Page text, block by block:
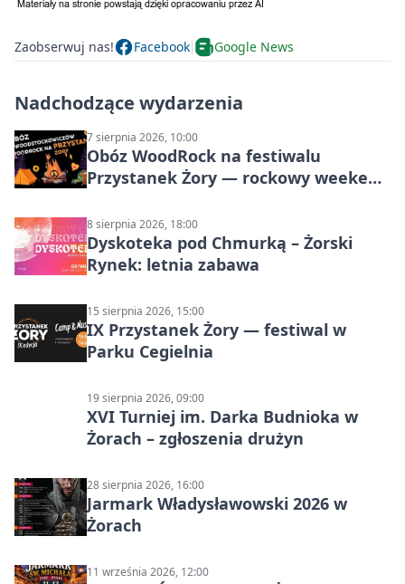
Zaobserwuj nas! Facebook Google News
Nadchodzące wydarzenia
7 sierpnia 2026, 10:00
Obóz WoodRock na festiwalu
Przystanek Żory — rockowy weekend
8 sierpnia 2026, 18:00
Dyskoteka pod Chmurką – Żorski
Rynek: letnia zabawa
15 sierpnia 2026, 15:00
IX Przystanek Żory — festiwal w
Parku Cegielnia
19 sierpnia 2026, 09:00
XVI Turniej im. Darka Budnioka w
Żorach – zgłoszenia drużyn
28 sierpnia 2026, 16:00
Jarmark Władysławowski 2026 w
Żorach
11 września 2026, 12:00